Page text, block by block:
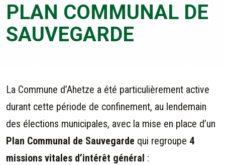
PLAN COMMUNAL DE
SAUVEGARDE
La Commune d’Ahetze a été particulièrement active
durant cette période de confinement, au lendemain
des élections municipales, avec la mise en place d’un
Plan Communal de Sauvegarde qui regroupe 4
missions vitales d’intérêt général :